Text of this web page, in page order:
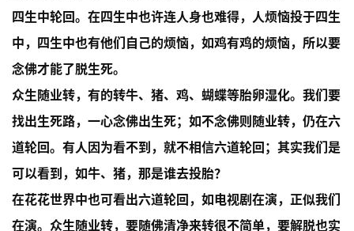
资
讯
八
四生中轮回。在四生中也许连人身也难得，人烦恼投于四生
中，四生中也有他们自己的烦恼，如鸡有鸡的烦恼，所以要
念佛才能了脱生死。
众生随业转，有的转牛、猪、鸡、蝴蝶等胎卵湿化。我们要
找出生死路，一心念佛出生死；如不念佛则随业转，仍在六
道轮回。有人因为看不到，就不相信六道轮回；其实我们是
可以看到，如牛、猪，那是谁去投胎？
在花花世界中也可看出六道轮回，如电视剧在演，正似我们
在演。众生随业转，要随佛清净来转很不简单，要解脱也实